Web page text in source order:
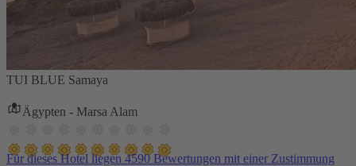
TUI BLUE Samaya
Ägypten - Marsa Alam
Für dieses Hotel liegen 4590 Bewertungen mit einer Zustimmung